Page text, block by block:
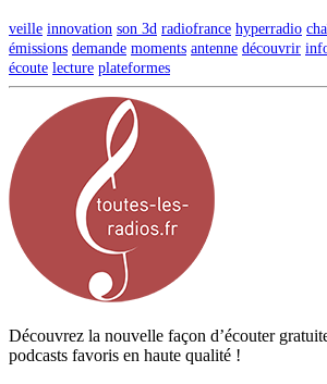
veille innovation son 3d radiofrance hyperradio
émissions demande moments antenne découvrir
écoute lecture plateformes
Découvrez la nouvelle façon d’écouter
podcasts favoris en haute qualité !